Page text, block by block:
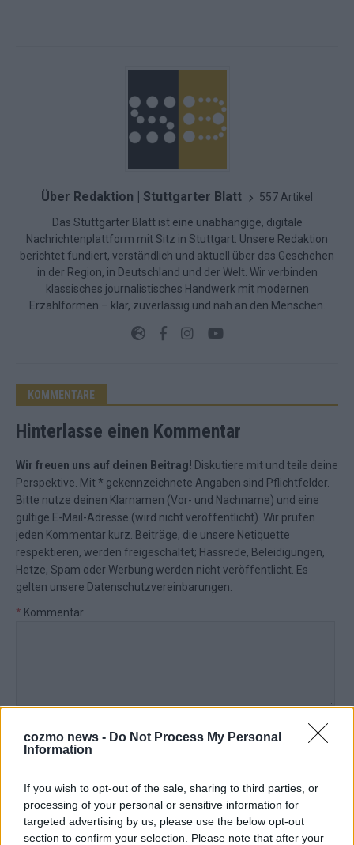
cozmo news - Do Not Process My Personal
Information
If you wish to opt-out of the sale, sharing to third parties, or
processing of your personal or sensitive information for
targeted advertising by us, please use the below opt-out
section to confirm your selection. Please note that after your
Über Redaktion | Stuttgarter Blatt 557 Artikel
Das Stuttgarter Blatt ist eine unabhängige, digitale
Nachrichtenplattform mit Sitz in Stuttgart. Unsere Redaktion
berichtet fundiert, verständlich und aktuell über das Geschehen
in der Region, in Deutschland und der Welt. Wir verbinden
klassisches journalistisches Handwerk mit modernen
Erzählformen – klar, zuverlässig und nah an den Menschen.
KOMMENTARE
Hinterlasse einen Kommentar
Wir freuen uns auf deinen Beitrag! Diskutiere mit und teile deine
Perspektive. Mit * gekennzeichnete Angaben sind Pflichtfelder.
Bitte nutze deinen Klarnamen (Vor- und Nachname) und eine
gültige E-Mail-Adresse (wird nicht veröffentlicht). Wir prüfen
jeden Kommentar kurz. Beiträge, die unsere Netiquette
respektieren, werden freigeschaltet; Hassrede, Beleidigungen,
Hetze, Spam oder Werbung werden nicht veröffentlicht. Es
gelten unsere Datenschutzvereinbarungen
* Kommentar
Benachrichtige mich über nachfolgende Kommentare via E-
Mail.